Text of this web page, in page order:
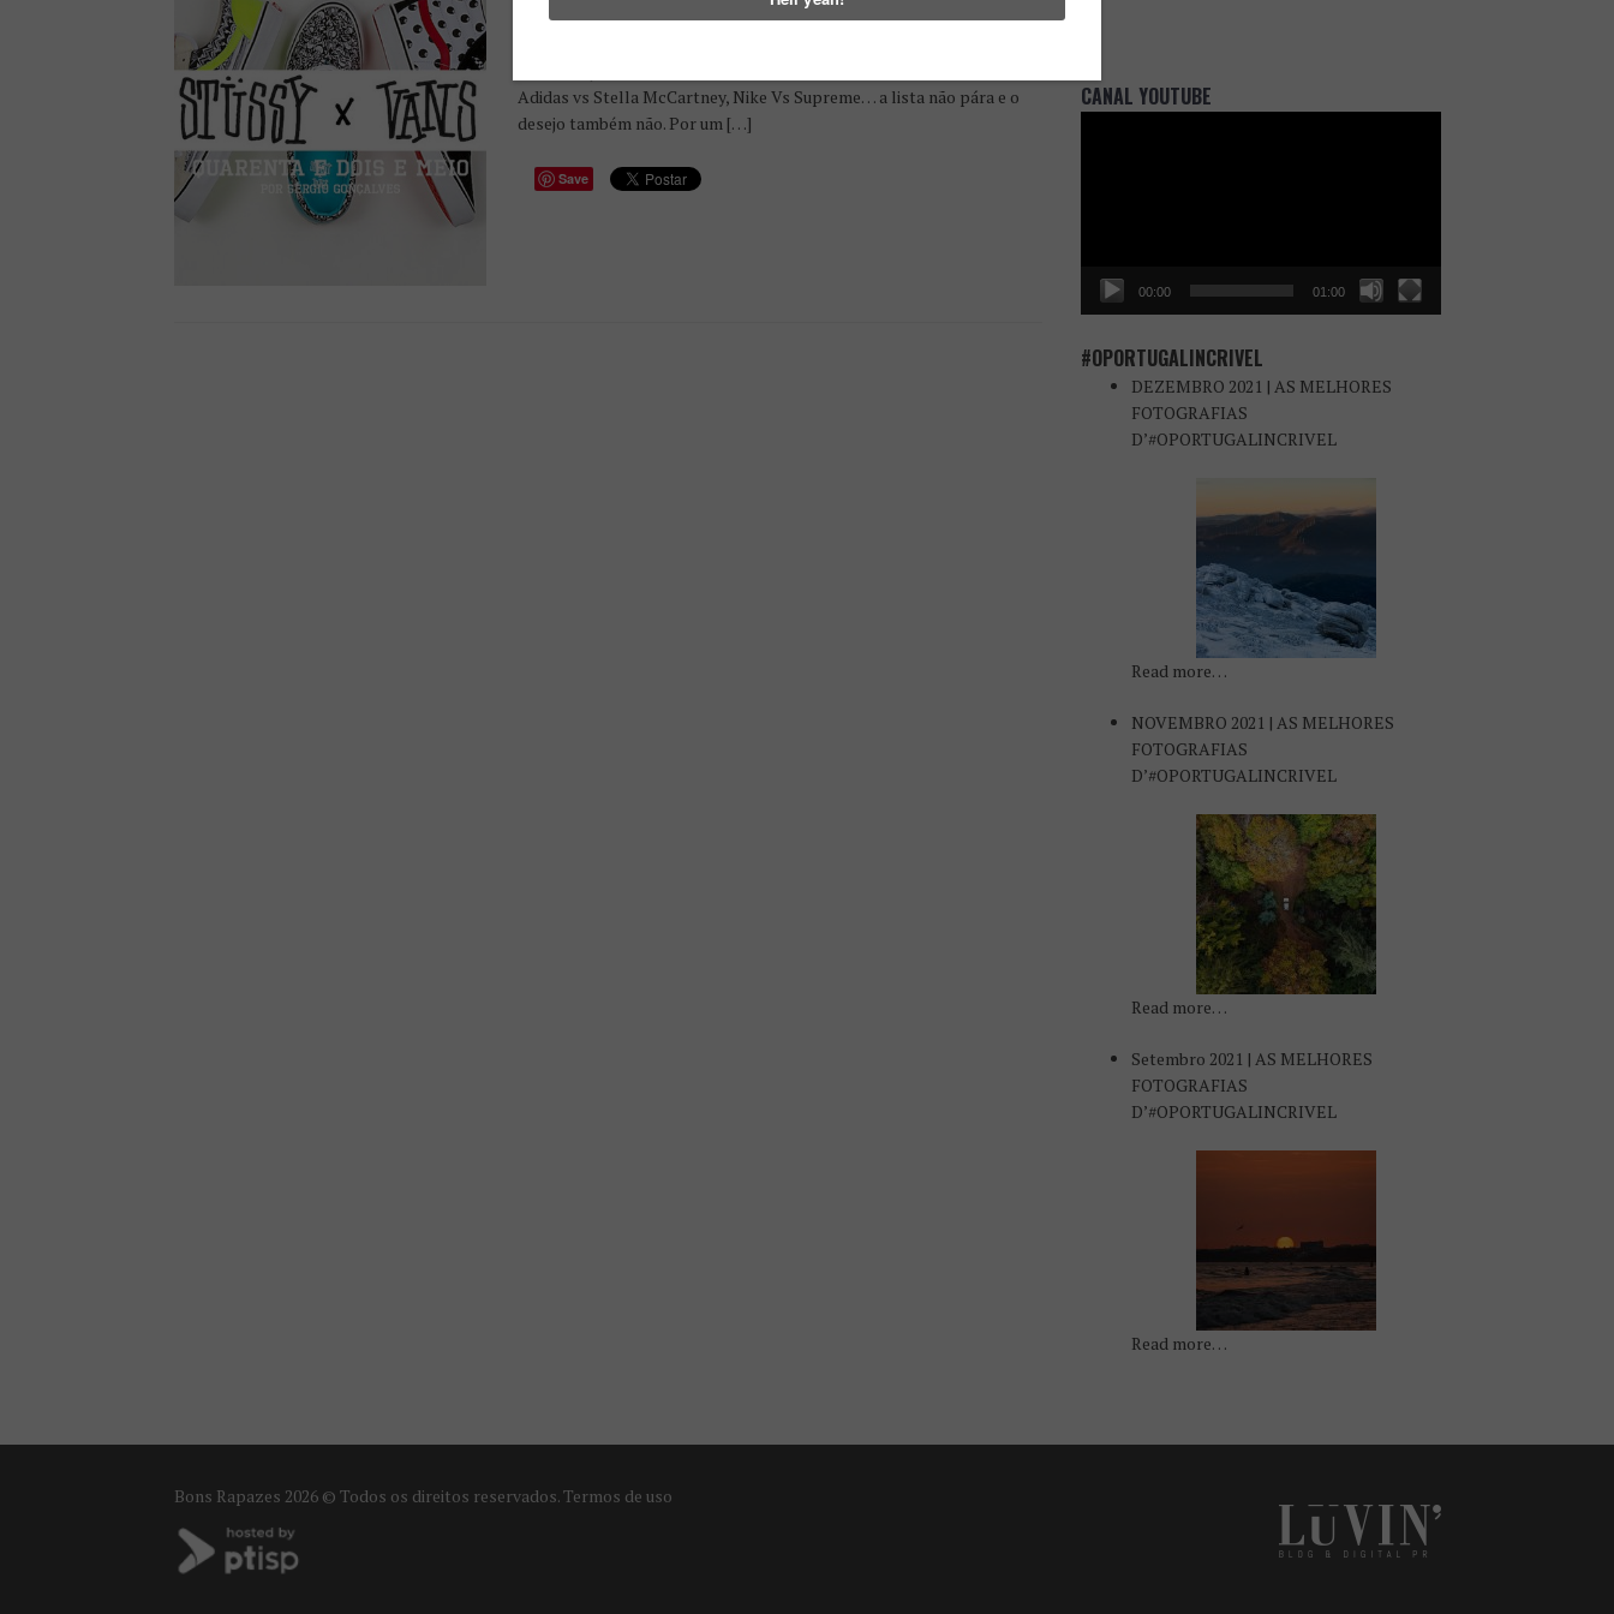
Adidas vs Stella McCartney, Nike Vs Supreme… a lista não pára e o
desejo também não. Por um […]
Save
CANAL YOUTUBE
00:00 01:00
#OPORTUGALINCRIVEL
DEZEMBRO 2021 | AS MELHORES
FOTOGRAFIAS
D’#OPORTUGALINCRIVEL
Read more…
NOVEMBRO 2021 | AS MELHORES
FOTOGRAFIAS
D’#OPORTUGALINCRIVEL
Read more…
Setembro 2021 | AS MELHORES
FOTOGRAFIAS
D’#OPORTUGALINCRIVEL
Read more…
Bons Rapazes 2026 © Todos os direitos reservados.Termos de uso